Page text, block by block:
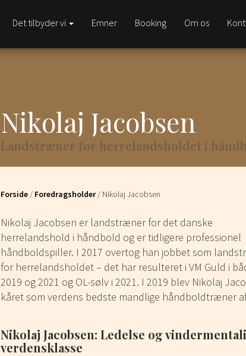
Det tilbyder vi Emner Booking Om os
Nikolaj Jacobsen
Landstræner for herrelandsholdet i
Forside/ Foredragsholder/ Nikolaj Jacobsen
Nikolaj Jacobsen er landstræner for det danske
herrelandshold i håndbold og er tidligere professionel
håndboldspiller. I 2017 overtog han jobbet som
for herrelandsholdet – det har resulteret i VM Guld i
2019 og 2021 og OL-sølv i 2021. I 2019 blev Nikolaj
kåret som verdens bedste mandlige håndboldtræner
Nikolaj Jacobsen: Ledelse og
verdensklasse